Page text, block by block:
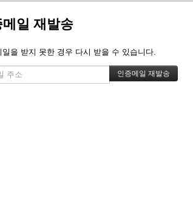
메일 재발송
일을 받지 못한 경우 다시 받을 수 있습니다.